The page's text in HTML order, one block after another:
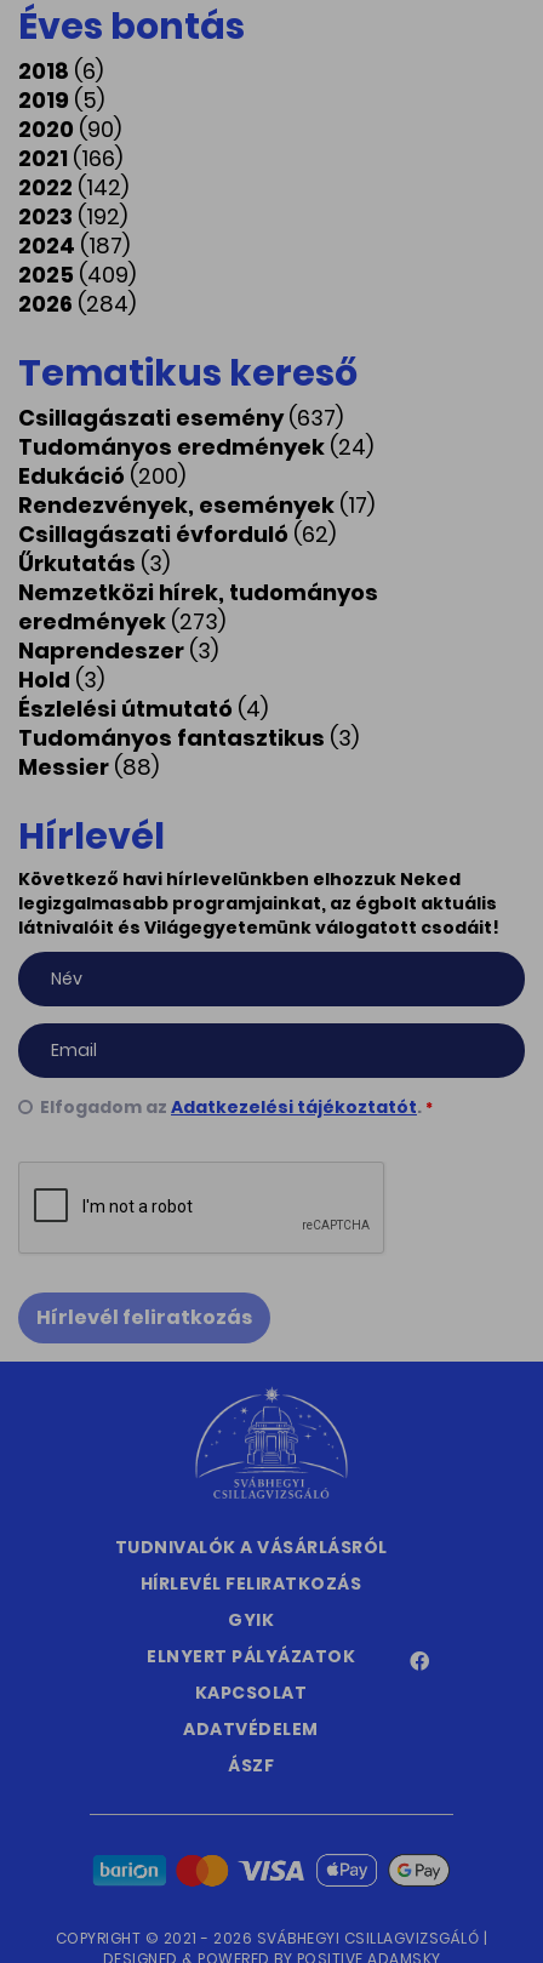
Éves bontás
2018 (6)
2019 (5)
2020 (90)
2021 (166)
2022 (142)
2023 (192)
2024 (187)
2025 (409)
2026 (284)
Tematikus kereső
Csillagászati esemény(637)
Tudományos eredmények (24)
Edukáció (200)
Rendezvények, események (17)
Csillagászati évforduló (62)
Űrkutatás (3)
Nemzetközi hírek, tudományos
eredmények (273)
Naprendeszer (3)
Hold (3)
Észlelési útmutató (4)
Tudományos fantasztikus (3)
Messier (88)
Hírlevél
Következő havi hírlevelünkben elhozzuk Neked
legizgalmasabb programjainkat, az égbolt aktuális
látnivalóit és Világegyetemünk válogatott csodáit!
Elfogadom az Adatkezelési tájékoztatót. *
Hírlevél feliratkozás
TUDNIVALÓK A VÁSÁRLÁSRÓL
HÍRLEVÉL FELIRATKOZÁS
GYIK
ELNYERT PÁLYÁZATOK
KAPCSOLAT
ADATVÉDELEM
ÁSZF
COPYRIGHT © 2021 - 2026 SVÁBHEGYI CSILLAGVIZSGÁLÓ |